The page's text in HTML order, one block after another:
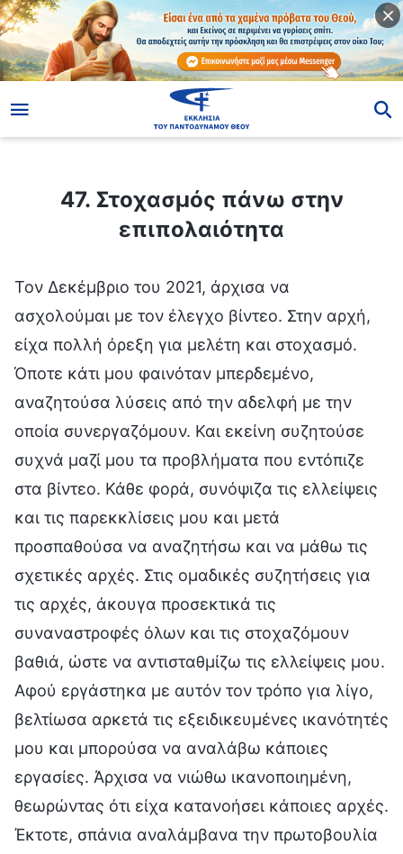
47. Στοχασμός πάνω στην επιπολαιότητα
47. Στοχασμός πάνω στην
επιπολαιότητα
Τον Δεκέμβριο του 2021, άρχισα να
ασχολούμαι με τον έλεγχο βίντεο. Στην αρχή,
είχα πολλή όρεξη για μελέτη και στοχασμό.
Όποτε κάτι μου φαινόταν μπερδεμένο,
αναζητούσα λύσεις από την αδελφή με την
οποία συνεργαζόμουν. Και εκείνη συζητούσε
συχνά μαζί μου τα προβλήματα που εντόπιζε
στα βίντεο. Κάθε φορά, συνόψιζα τις ελλείψεις
και τις παρεκκλίσεις μου και μετά
προσπαθούσα να αναζητήσω και να μάθω τις
σχετικές αρχές. Στις ομαδικές συζητήσεις για
τις αρχές, άκουγα προσεκτικά τις
συναναστροφές όλων και τις στοχαζόμουν
βαθιά, ώστε να αντισταθμίζω τις ελλείψεις μου.
Αφού εργάστηκα με αυτόν τον τρόπο για λίγο,
βελτίωσα αρκετά τις εξειδικευμένες ικανότητές
μου και μπορούσα να αναλάβω κάποιες
εργασίες. Άρχισα να νιώθω ικανοποιημένη,
θεωρώντας ότι είχα κατανοήσει κάποιες αρχές.
Έκτοτε, σπάνια αναλάμβανα την πρωτοβουλία